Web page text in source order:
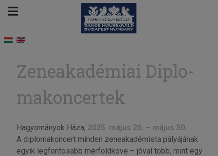
Ze­ne­aka­dé­mi­ai Dip­lo­
ma­kon­cer­tek
Hagyományok Háza, 2025. május 26. – május 30.
A diplomakoncert minden zeneakadémista pályájának
egyik legfontosabb mérföldköve – jóval több, mint egy